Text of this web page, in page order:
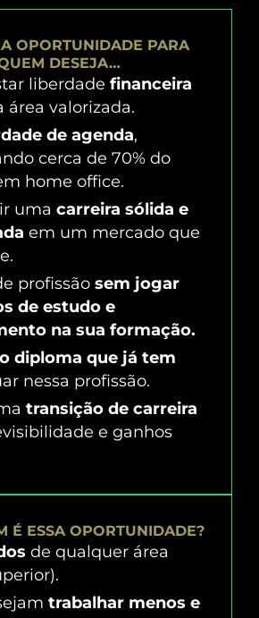
OPORTUNIDADE PARA
DESEJA…
liberdade financeira
área valorizada.
de agenda,
cerca de 70% do
home office.
uma carreira sólida e
em um mercado que
profissão sem jogar
de estudo e
na sua formação.
diploma que já tem
nessa profissão.
transição de carreira
e ganhos
É ESSA OPORTUNIDADE?
de qualquer área
trabalhar menos e